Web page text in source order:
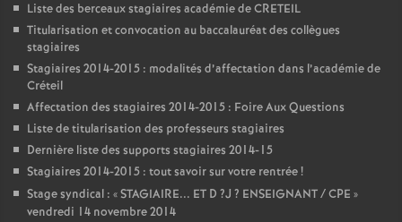
Liste des berceaux stagiaires académie deCRETEIL
Titularisation et convocation au baccalauréat des collègues
stagiaires
Stagiaires 2014-2015 : modalités d’affectation dans l’académie de
Créteil
Affectation des stagiaires 2014-2015 : Foire Aux Questions
Liste de titularisation des professeurs stagiaires
Dernière liste des supports stagiaires 2014-15
Stagiaires 2014-2015 : tout savoir sur votre rentrée!
Stage syndical : «STAGIAIRE... ET D ?J ? ENSEIGNANT/CPE »
vendredi 14 novembre 2014